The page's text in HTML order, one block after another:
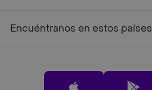
Encuéntranos en estos países